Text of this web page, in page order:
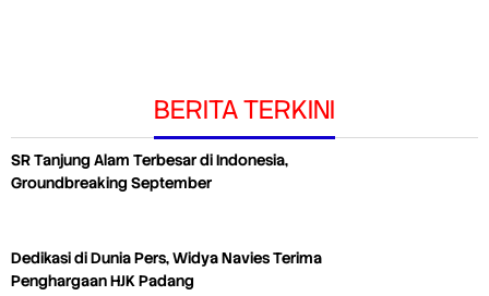
BERITA TERKINI
SR Tanjung Alam Terbesar di Indonesia,
Groundbreaking September
Dedikasi di Dunia Pers, Widya Navies Terima
Penghargaan HJK Padang